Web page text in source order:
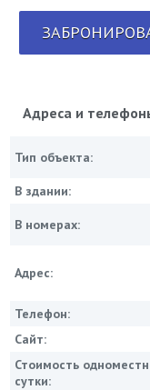
Адреса и
Тип объекта:
В здании:
В номерах:
Адрес:
Телефон:
Сайт:
Стоимость
сутки: